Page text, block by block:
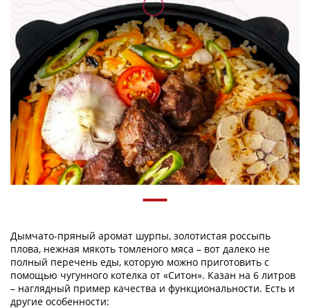
Дымчато-пряный аромат шурпы, золотистая россыпь
плова, нежная мякоть томленого мяса – вот далеко не
полный перечень еды, которую можно приготовить с
помощью чугунного котелка от «Ситон». Казан на 6 литров
– наглядный пример качества и функциональности. Есть и
другие особенности: